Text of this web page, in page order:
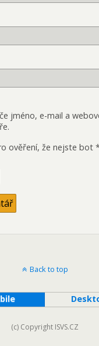
jméno, e-mail a
ověření, že nejste bot
Back to top
(c) Copyright ISVS.CZ